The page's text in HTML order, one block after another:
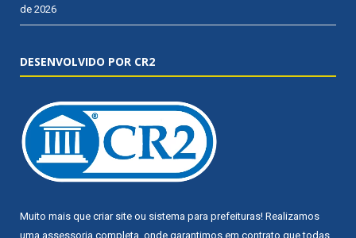
de 2026
DESENVOLVIDO POR CR2
Muito mais que criar site ou sistema para prefeituras! Realizamos
uma assessoria completa, onde garantimos em contrato que todas